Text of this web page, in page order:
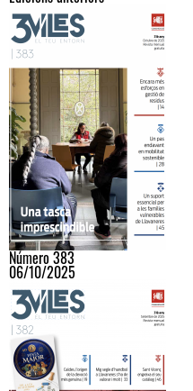
Número 383
06/10/2025